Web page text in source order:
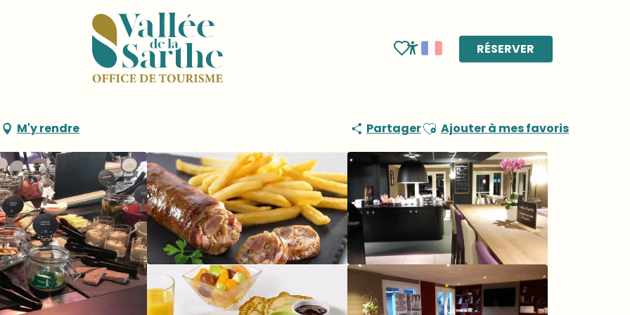
Accessibilité
Voir les favoris
RÉSERVER
M'y rendre PartagerAjouter aux favoris
Ajouter à mes favoris